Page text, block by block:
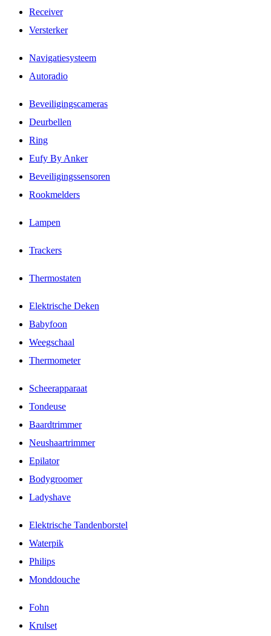
Receiver
Versterker
Navigatiesysteem
Autoradio
Beveiligingscameras
Deurbellen
Ring
Eufy By Anker
Beveiligingssensoren
Rookmelders
Lampen
Trackers
Thermostaten
Elektrische Deken
Babyfoon
Weegschaal
Thermometer
Scheerapparaat
Tondeuse
Baardtrimmer
Neushaartrimmer
Epilator
Bodygroomer
Ladyshave
Elektrische Tandenborstel
Waterpik
Philips
Monddouche
Fohn
Krulset